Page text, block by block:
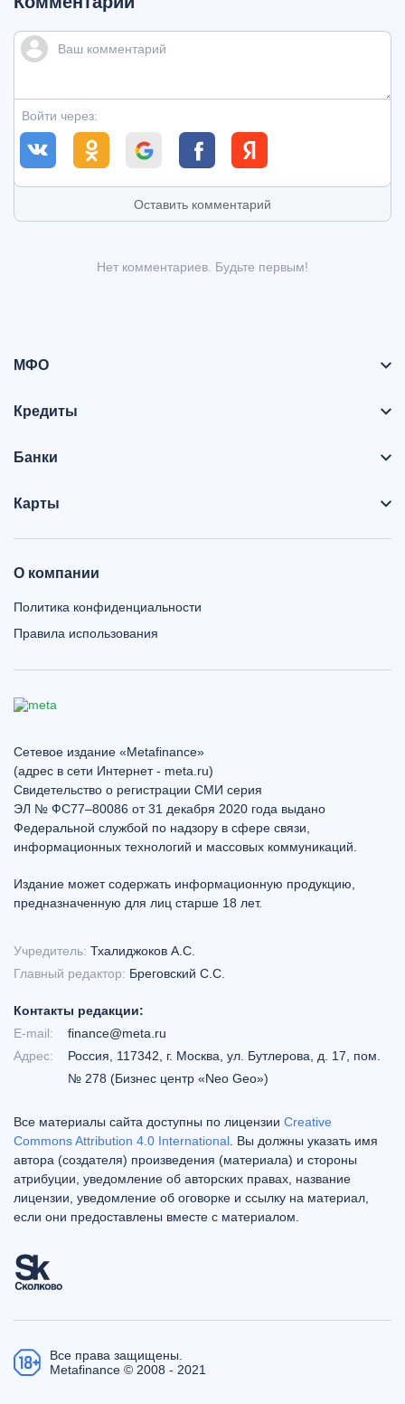
Войти через:
Оставить комментарий
Нет комментариев. Будьте первым!
МФО
Кредиты
Банки
Карты
О компании
Политика конфиденциальности
Правила использования
Сетевое издание «Metafinance»
(адрес в сети Интернет - meta.ru)
Свидетельство о регистрации СМИ серия
ЭЛ № ФС77–80086 от 31 декабря 2020 года выдано
Федеральной службой по надзору в сфере связи,
информационных технологий и массовых коммуникаций.
Издание может содержать информационную продукцию,
предназначенную для лиц старше 18 лет.
Учредитель: Тхалиджоков А.С.
Главный редактор: Бреговский С.С.
Контакты редакции:
E-mail:
finance@meta.ru
Адрес:
Россия, 117342, г. Москва, ул. Бутлерова, д. 17, пом.
№ 278 (Бизнес центр «Neo Geo»)
Все материалы сайта доступны по лицензии Creative
Commons Attribution 4.0 International . Вы должны указать имя
автора (создателя) произведения (материала) и стороны
атрибуции, уведомление об авторских правах, название
лицензии, уведомление об оговорке и ссылку на материал,
если они предоставлены вместе с материалом.
Все права защищены.
Metafinance © 2008 - 2021